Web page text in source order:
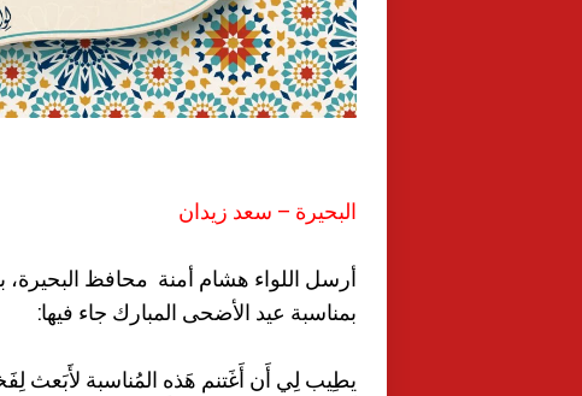
البحيرة – سعد زيدان
أرسل اللواء هشام أمنة محافظ البحيرة،
بمناسبة عيد الأضحى المبارك جاء فيها:
يطِيب لِي أَن أَغَتنم هَذه المُناسبة لأَبَعث